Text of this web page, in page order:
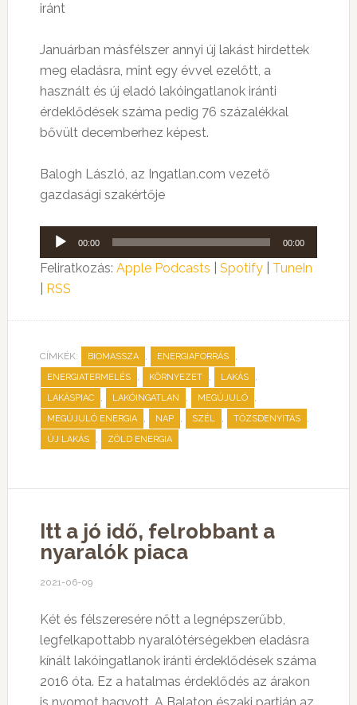
iránt
Januárban másfélszer annyi új lakást hirdettek
meg eladásra, mint egy évvel ezelőtt, a
használt és új eladó lakóingatlanok iránti
érdeklődések száma pedig 76 százalékkal
bővült decemberhez képest.
Balogh László, az Ingatlan.com vezető
gazdasági szakértője
Audió
lejátszó
00:00 00:00
Feliratkozás: Apple Podcasts Spotify| TuneIn
RSS
CÍMKÉK: BIOMASSZA , ENERGIAFORRÁS ,
ENERGIATERMELÉS , KÖRNYEZET , LAKÁS ,
LAKÁSPIAC , LAKÓINGATLAN , MEGÚJULÓ ,
MEGÚJULÓ ENERGIA , NAP , SZÉL , TŐZSDENYITÁS ,
ÚJ LAKÁS , ZÖLD ENERGIA
Itt a jó idő, felrobbant a
nyaralók piaca
2021-06-09
Két és félszeresére nőtt a legnépszerűbb,
legfelkapottabb nyaralótérségekben eladásra
kínált lakóingatlanok iránti érdeklődések száma
2016 óta. Ez a hatalmas érdeklődés az árakon